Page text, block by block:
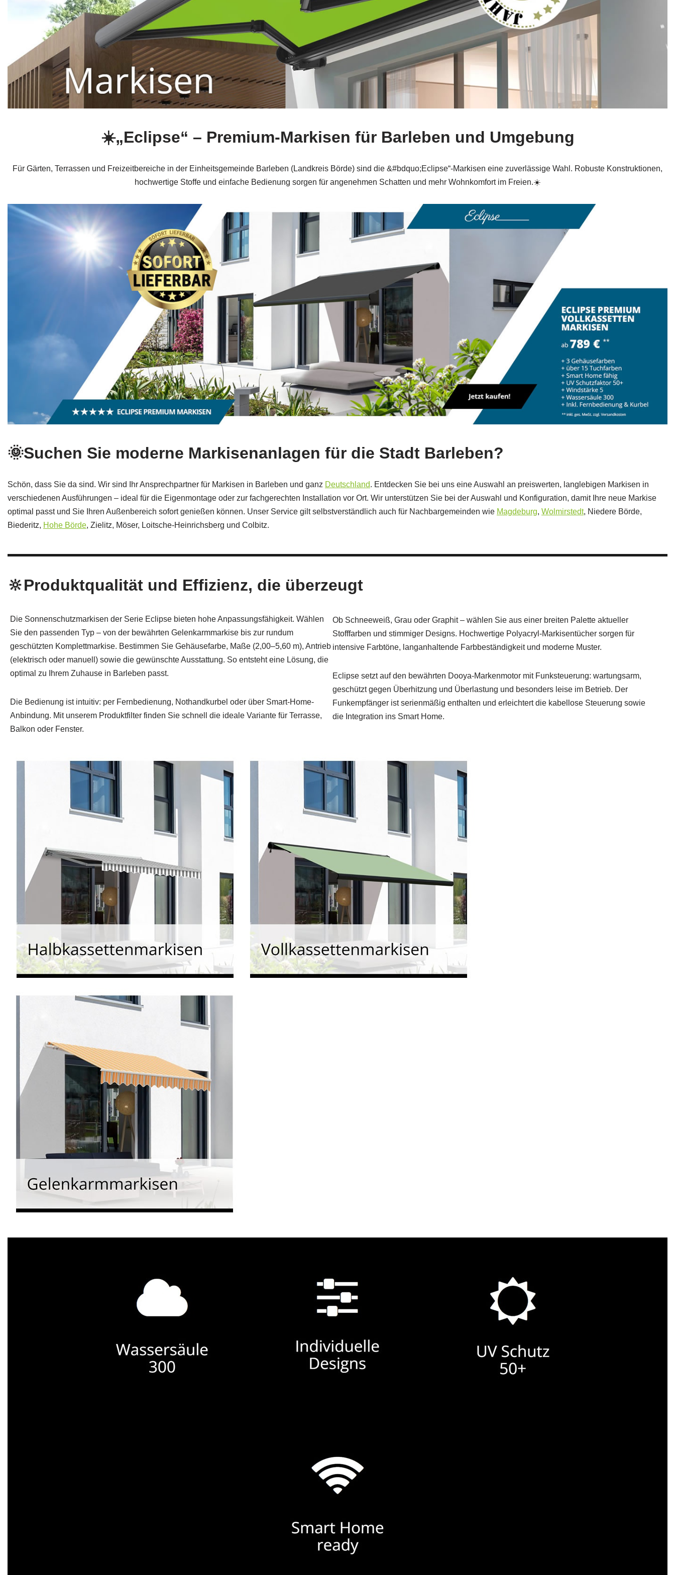
☀️„Eclipse“ – Premium-Markisen für Barleben und Umgebung
Für Gärten, Terrassen und Freizeitbereiche in der Einheitsgemeinde Barleben (Landkreis Börde) sind die &#bdquo;Eclipse“-Markisen eine zuverlässige Wahl. Robuste Konstruktionen,
hochwertige Stoffe und einfache Bedienung sorgen für angenehmen Schatten und mehr Wohnkomfort im Freien.☀️
🌞Suchen Sie moderne Markisenanlagen für die Stadt Barleben?
Schön, dass Sie da sind. Wir sind Ihr Ansprechpartner für Markisen in Barleben und ganz Deutschland. Entdecken Sie bei uns eine Auswahl an preiswerten, langlebigen Markisen in
verschiedenen Ausführungen – ideal für die Eigenmontage oder zur fachgerechten Installation vor Ort. Wir unterstützen Sie bei der Auswahl und Konfiguration, damit Ihre neue Markise
optimal passt und Sie Ihren Außenbereich sofort genießen können. Unser Service gilt selbstverständlich auch für Nachbargemeinden wie Magdeburg, Wolmirstedt, Niedere Börde,
Biederitz, Hohe Börde, Zielitz, Möser, Loitsche-Heinrichsberg und Colbitz.
🔆Produktqualität und Effizienz, die überzeugt
Die Sonnenschutzmarkisen der Serie Eclipse bieten hohe Anpassungsfähigkeit. Wählen
Sie den passenden Typ – von der bewährten Gelenkarmmarkise bis zur rundum
geschützten Komplettmarkise. Bestimmen Sie Gehäusefarbe, Maße (2,00–5,60 m), Antrieb
(elektrisch oder manuell) sowie die gewünschte Ausstattung. So entsteht eine Lösung, die
optimal zu Ihrem Zuhause in Barleben passt.
Die Bedienung ist intuitiv: per Fernbedienung, Nothandkurbel oder über Smart‑Home-
Anbindung. Mit unserem Produktfilter finden Sie schnell die ideale Variante für Terrasse,
Balkon oder Fenster.
Ob Schneeweiß, Grau oder Graphit – wählen Sie aus einer breiten Palette aktueller
Stofffarben und stimmiger Designs. Hochwertige Polyacryl‑Markisentücher sorgen für
intensive Farbtöne, langanhaltende Farbbeständigkeit und moderne Muster.
Eclipse setzt auf den bewährten Dooya‑Markenmotor mit Funksteuerung: wartungsarm,
geschützt gegen Überhitzung und Überlastung und besonders leise im Betrieb. Der
Funkempfänger ist serienmäßig enthalten und erleichtert die kabellose Steuerung sowie
die Integration ins Smart Home.